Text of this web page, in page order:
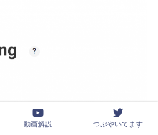
動画解説 つぶやいてます